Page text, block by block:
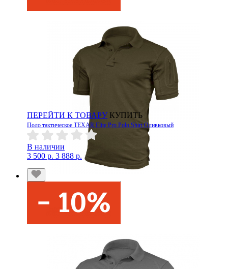
ПЕРЕЙТИ К ТОВАРУ КУПИТЬ
Поло тактическое TEXAR Elite Pro Polo Shirt Оливковый
В наличии
3 500 р. 3 888 р.